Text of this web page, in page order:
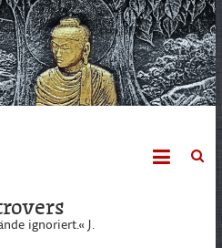
ignoriert.« J.